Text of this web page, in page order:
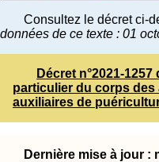
Consultez le décret ci-
données de ce texte : 01
Décret n°2021-
particulier du corps
auxiliaires de
Dernière mise à jour :